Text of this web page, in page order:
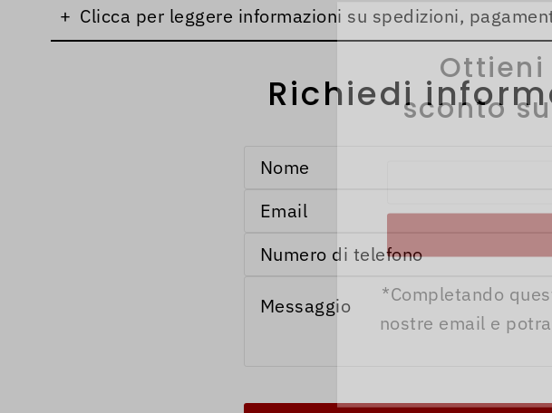
+ Clicca per leggere informazioni su spedizioni,
Richiedi
Ottieni
sconto
*Completando
nostre email e